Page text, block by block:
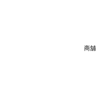
商舖